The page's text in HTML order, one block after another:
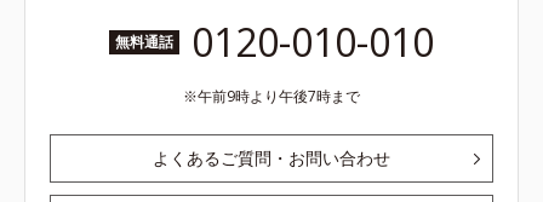
無料通話 0120-010-010
午前9時より午後7時まで
よくあるご質問・お問い合わせ